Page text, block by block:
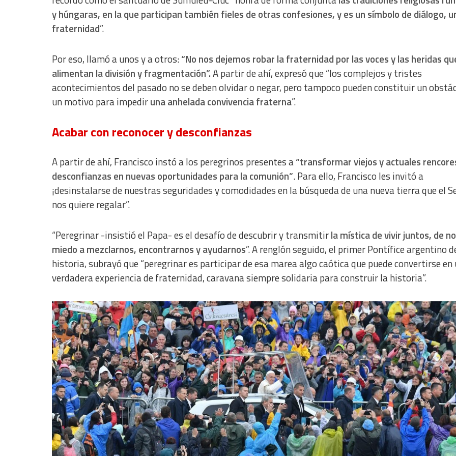
y húngaras, en la que participan también fieles de otras confesiones, y es un símbolo de diálogo,
fraternidad”.
Por eso, llamó a unos y a otros:“No nos dejemos robar la fraternidad por las voces y las heridas
alimentan la división y fragmentación”.A partir de ahí, expresó que “los complejos y tristes
acontecimientos del pasado no se deben olvidar o negar, pero tampoco pueden constituir un
un motivo para impediruna anhelada convivencia fraterna”.
Acabar con reconocer y desconfianzas
A partir de ahí, Francisco instó a los peregrinos presentes a“transformar viejos y actuales
desconfianzas en nuevas oportunidades para la comunión”. Para ello, Francisco les invitó a
¡desinstalarse de nuestras seguridades y comodidades en la búsqueda de una nueva tierra que el
nos quiere regalar”.
“Peregrinar -insistió el Papa- es el desafío de descubrir y transmitirla mística de vivir juntos, de
miedo a mezclarnos, encontrarnos y ayudarnos”. A renglón seguido, el primer Pontífice argentino
historia, subrayó que “peregrinar es participar de esa marea algo caótica que puede convertirse en
verdadera experiencia de fraternidad, caravana siempre solidaria para construir la historia”.
Use precise geolocation data
Identify devices based on information actively requested